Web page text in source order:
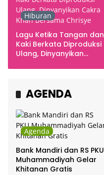
Hiburan
Lagu Ketika Tangan dan
Kaki Berkata Diproduksi
Ulang, Dinyanyikan
AGENDA
Agenda
Bank Mandiri dan RS PKU
Muhammadiyah Gelar
Khitanan Gratis